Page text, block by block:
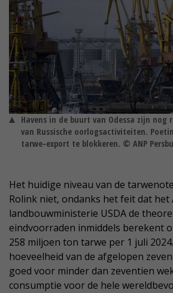
Havens in de buurt van Odessa zijn
van Russische oorlogsactiviteiten.
tarwe-export te blokkeren. © ANP
Het huidige niveau van de
Rolink niet, ondanks het feit dat het
landbouwministerie USDA de
eindvoorraden inmiddels berekent
258 miljoen ton tarwe per 1 juli
hoeveelheid van de afgelopen
goed voor minder dan zeventien
consumptie voor de hele